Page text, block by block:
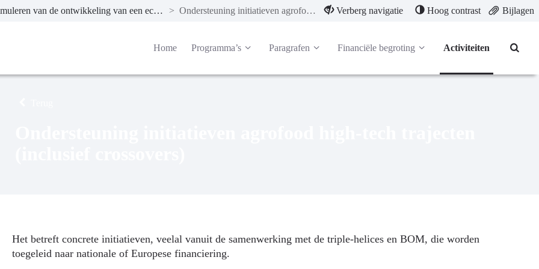
Stimuleren van de ontwikkeling van een economisch gezonde agrarische sector in Noord-Brabant > Ondersteuning initiatieven agrofood high-tech trajecten (inclusief crossovers) Verberg navigatie Hoog contrast Bijlagen
Home Programma’s Paragrafen Financiële begroting Activiteiten
Het betreft concrete initiatieven, veelal vanuit de samenwerking met de triple-helices en BOM, die worden
toegeleid naar nationale of Europese financiering.